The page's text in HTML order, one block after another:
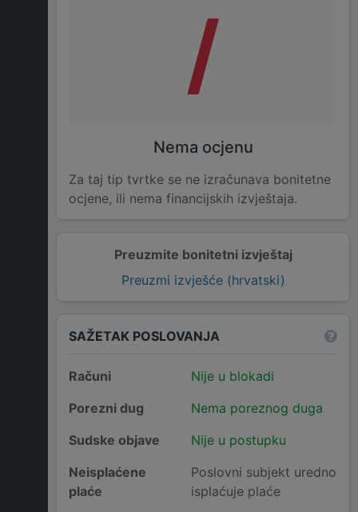
Preuzmite bonitetni izvještaj
Preuzmi izvješće (hrvatski)
/
Nema ocjenu
Za taj tip tvrtke se ne izračunava bonitetne
ocjene, ili nema financijskih izvještaja.
SAŽETAK POSLOVANJA
Računi
Nije u blokadi
Porezni dug
Nema poreznog duga
Sudske objave
Nije u postupku
Neisplaćene
plaće
Poslovni subjekt uredno
isplaćuje plaće